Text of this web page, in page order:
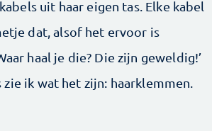
uit haar eigen tas. Elke kabel
dat, alsof het ervoor is
haal je die? Die zijn geweldig!’
zie ik wat het zijn: haarklemmen.